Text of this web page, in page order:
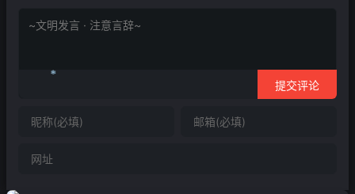
提交评论